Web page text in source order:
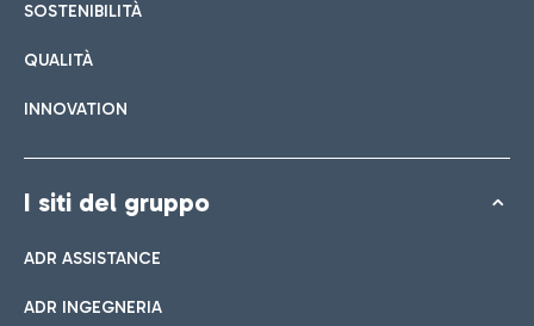
SOSTENIBILITÀ
QUALITÀ
INNOVATION
I siti del gruppo
ADR ASSISTANCE
ADR INGEGNERIA